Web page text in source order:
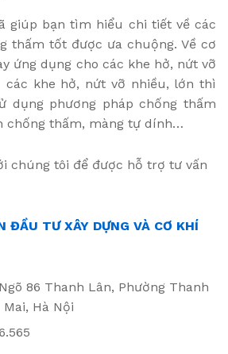
giúp bạn tìm hiểu chi tiết về các
thấm tốt được ưa chuộng. Về cơ
ứng dụng cho các khe hở, nứt vỡ
các khe hở, nứt vỡ nhiều, lớn thì
dụng phương pháp chống thấm
chống thấm, màng tự dính…
chúng tôi để được hỗ trợ tư vấn
ĐẦU TƯ XÂY DỰNG VÀ CƠ KHÍ
86 Thanh Lân, Phường Thanh
Hà Nội